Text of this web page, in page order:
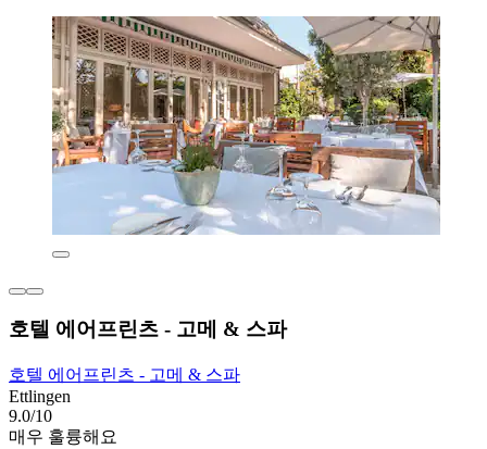
호텔 에어프린츠 - 고메 & 스파
호텔 에어프린츠 - 고메 & 스파
Ettlingen
9.0/10
매우 훌륭해요